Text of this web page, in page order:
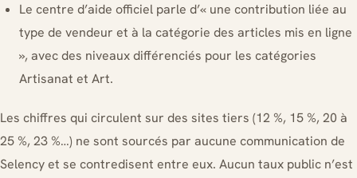
Le centre d’aide officiel parle d’« une contribution liée au
type de vendeur et à la catégorie des articles mis en ligne
», avec des niveaux différenciés pour les catégories
Artisanat et Art.
Les chiffres qui circulent sur des sites tiers (12 %, 15 %, 20 à
25 %, 23 %…) ne sont sourcés par aucune communication de
Selency et se contredisent entre eux. Aucun taux public n’est